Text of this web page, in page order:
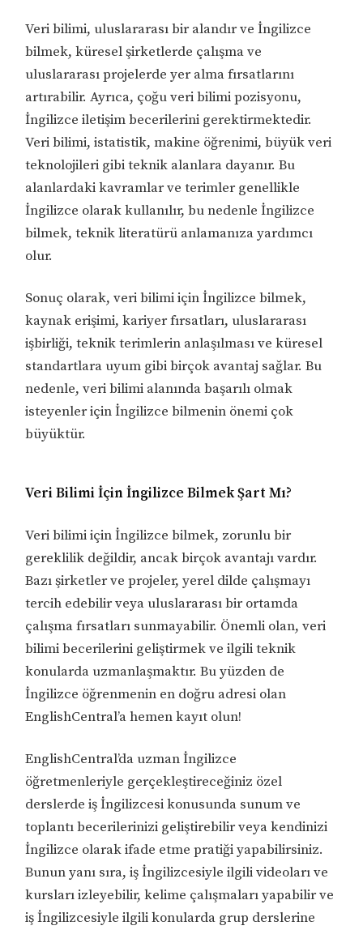
Veri bilimi, uluslararası bir alandır ve İngilizce
bilmek, küresel şirketlerde çalışma ve
uluslararası projelerde yer alma fırsatlarını
artırabilir. Ayrıca, çoğu veri bilimi pozisyonu,
İngilizce iletişim becerilerini gerektirmektedir.
Veri bilimi, istatistik, makine öğrenimi, büyük veri
teknolojileri gibi teknik alanlara dayanır. Bu
alanlardaki kavramlar ve terimler genellikle
İngilizce olarak kullanılır, bu nedenle İngilizce
bilmek, teknik literatürü anlamanıza yardımcı
olur.
Sonuç olarak, veri bilimi için İngilizce bilmek,
kaynak erişimi, kariyer fırsatları, uluslararası
işbirliği, teknik terimlerin anlaşılması ve küresel
standartlara uyum gibi birçok avantaj sağlar. Bu
nedenle, veri bilimi alanında başarılı olmak
isteyenler için İngilizce bilmenin önemi çok
büyüktür.
Veri Bilimi İçin İngilizce Bilmek Şart Mı?
Veri bilimi için İngilizce bilmek, zorunlu bir
gereklilik değildir, ancak birçok avantajı vardır.
Bazı şirketler ve projeler, yerel dilde çalışmayı
tercih edebilir veya uluslararası bir ortamda
çalışma fırsatları sunmayabilir. Önemli olan, veri
bilimi becerilerini geliştirmek ve ilgili teknik
konularda uzmanlaşmaktır. Bu yüzden de
İngilizce öğrenmenin en doğru adresi olan
EnglishCentral’a hemen kayıt olun!
EnglishCentral’da uzman İngilizce
öğretmenleriyle gerçekleştireceğiniz özel
derslerde iş İngilizcesi konusunda sunum ve
toplantı becerilerinizi geliştirebilir veya kendinizi
İngilizce olarak ifade etme pratiği yapabilirsiniz.
Bunun yanı sıra, iş İngilizcesiyle ilgili videoları ve
kursları izleyebilir, kelime çalışmaları yapabilir ve
iş İngilizcesiyle ilgili konularda grup derslerine